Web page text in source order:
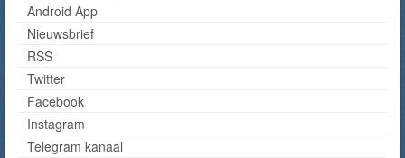
Android App
Nieuwsbrief
RSS
Twitter
Facebook
Instagram
Telegram kanaal